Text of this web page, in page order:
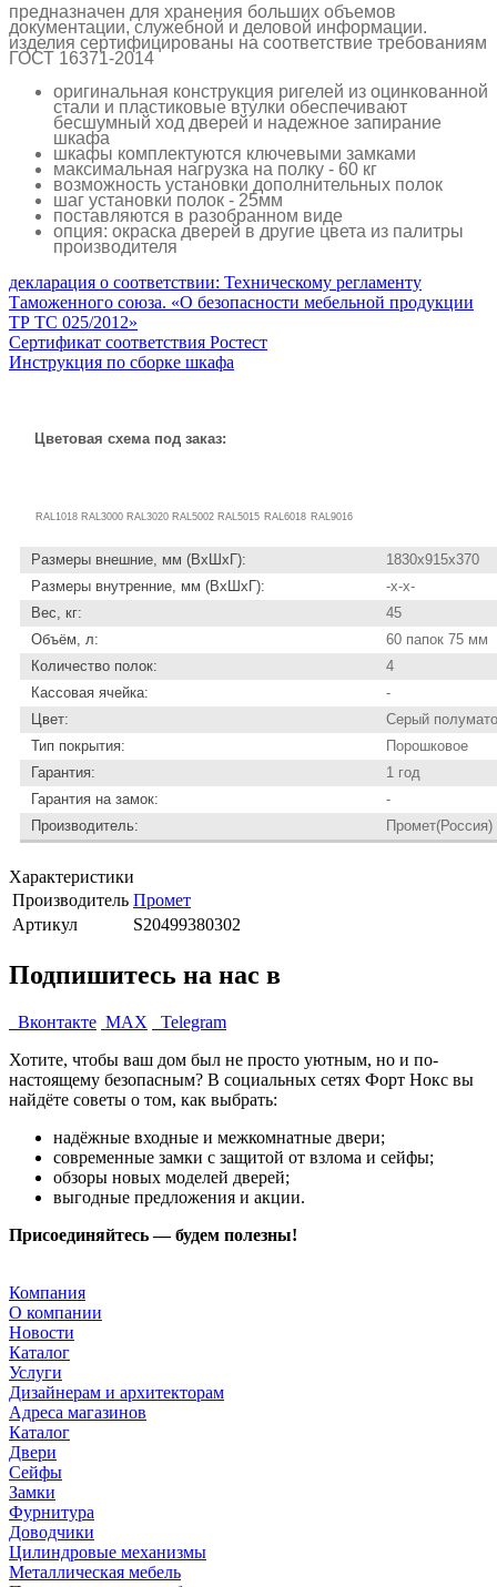
предназначен для хранения больших объемов
документации, служебной и деловой информации.
изделия сертифицированы на соответствие требованиям
ГОСТ 16371-2014
оригинальная конструкция ригелей из оцинкованной
стали и пластиковые втулки обеспечивают
бесшумный ход дверей и надежное запирание
шкафа
шкафы комплектуются ключевыми замками
максимальная нагрузка на полку - 60 кг
возможность установки дополнительных полок
шаг установки полок - 25мм
поставляются в разобранном виде
опция: окраска дверей в другие цвета из палитры
производителя
декларация о соответствии: Техническому регламенту
Таможенного союза. «О безопасности мебельной продукции
ТР ТС 025/2012»
Сертификат соответствия Ростест
Инструкция по сборке шкафа
Цветовая схема под заказ:
RAL1018 RAL3000 RAL3020 RAL5002 RAL5015 RAL6018 RAL9016
Размеры внешние, мм (ВхШхГ):
1830x915x370
Размеры внутренние, мм (ВхШхГ):
-x-x-
Вес, кг:
45
Объём, л:
60 папок 75 мм
Количество полок:
4
Кассовая ячейка:
-
Цвет:
Серый
Тип покрытия:
Порошковое
Гарантия:
1 год
Гарантия на замок:
-
Производитель:
Промет(Россия)
Характеристики
Производитель Промет
Артикул
S20499380302
Подпишитесь на нас в
Вконтакте MAX
Telegram
Хотите, чтобы ваш дом был не просто уютным, но и по-
настоящему безопасным? В социальных сетях Форт Нокс вы
найдёте советы о том, как выбрать:
надёжные входные и межкомнатные двери;
современные замки с защитой от взлома и сейфы;
обзоры новых моделей дверей;
выгодные предложения и акции.
Присоединяйтесь — будем полезны!
Компания
О компании
Новости
Каталог
Услуги
Дизайнерам и архитекторам
Адреса магазинов
Каталог
Двери
Сейфы
Замки
Фурнитура
Доводчики
Цилиндровые механизмы
Металлическая мебель